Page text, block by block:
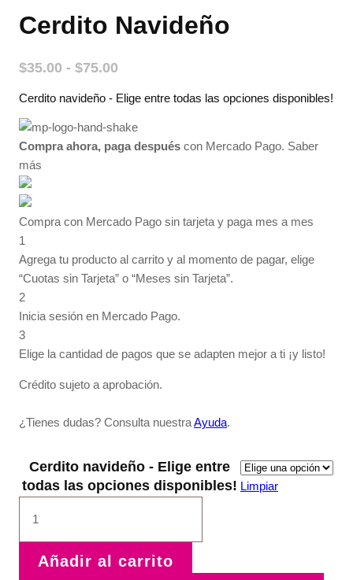
Cerdito Navideño
$35.00 - $75.00
precios:
$35.00
hasta
Cerdito navideño - Elige entre todas las opciones disponibles!
Compra ahora, paga después con Mercado Pago. Saber
más
Compra con Mercado Pago sin tarjeta y paga mes a mes
1
Agrega tu producto al carrito y al momento de pagar, elige
“Cuotas sin Tarjeta” o “Meses sin Tarjeta”.
2
Inicia sesión en Mercado Pago.
3
Elige la cantidad de pagos que se adapten mejor a ti ¡y listo!
Crédito sujeto a aprobación.
¿Tienes dudas? Consulta nuestraAyuda.
Cerdito navideño - Elige entre
todas las opciones disponibles! Limpiar
navideño
Añadir al carrito